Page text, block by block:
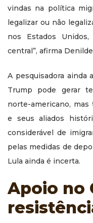
vindas na política
legalizar ou não
nos Estados
central”, afirma
A pesquisadora ainda
Trump pode gerar
norte-americano,
e seus aliados
considerável de
pelas medidas de
Lula ainda é incerta.
Apoio no